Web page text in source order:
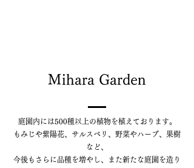
Mihara Garden
庭園内には500種以上の植物を植えております。
もみじや紫陽花、サルスベリ、野菜やハーブ、果樹
など、
​今後もさらに品種を増やし、また新たな庭園を造り